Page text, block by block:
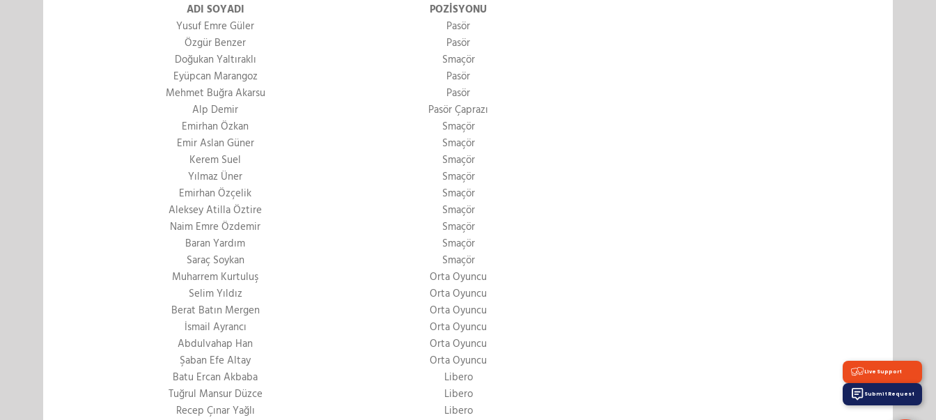
ADI SOYADI
POZİSYONU
Yusuf Emre Güler
Pasör
Özgür Benzer
Pasör
Doğukan Yaltıraklı
Smaçör
Eyüpcan Marangoz
Pasör
Mehmet Buğra Akarsu
Pasör
Alp Demir
Pasör Çaprazı
Emirhan Özkan
Smaçör
Emir Aslan Güner
Smaçör
Kerem Suel
Smaçör
Yılmaz Üner
Smaçör
Emirhan Özçelik
Smaçör
Aleksey Atilla Öztire
Smaçör
Naim Emre Özdemir
Smaçör
Baran Yardım
Smaçör
Saraç Soykan
Smaçör
Muharrem Kurtuluş
Orta Oyuncu
Selim Yıldız
Orta Oyuncu
Berat Batın Mergen
Orta Oyuncu
İsmail Ayrancı
Orta Oyuncu
Abdulvahap Han
Orta Oyuncu
Şaban Efe Altay
Orta Oyuncu
Batu Ercan Akbaba
Libero
Tuğrul Mansur Düzce
Libero
Recep Çınar Yağlı
Libero
Live Support
Submit Request